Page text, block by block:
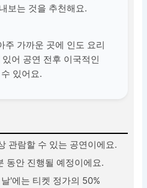
보는 것을 추천해요.
주 가까운 곳에 인도 요리
어 공연 전후 이국적인
있어요.
관람할 수 있는 공연이에요.
동안 진행될 예정이에요.
'에는 티켓 정가의 50%